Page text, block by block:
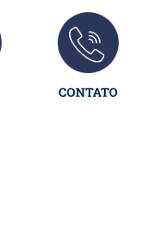
CONTATO